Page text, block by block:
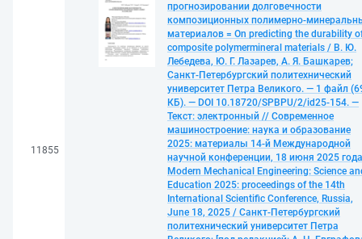
11855
прогнозировании долговечности
композиционных полимерно-
материалов = On predicting the durability
composite polymermineral materials / В. Ю.
Лебедева, Ю. Г. Лазарев, А. Я. Башкарев;
Санкт-Петербургский политехнический
университет Петра Великого. — 1 файл
КБ). — DOI 10.18720/SPBPU/2/id25-154. —
Текст: электронный // Современное
машиностроение: наука и образование
2025: материалы 14-й Международной
научной конференции, 18 июня 2025
Modern Mechanical Engineering: Science
Education 2025: proceedings of the 14th
International Scientific Conference, Russia,
June 18, 2025 / Санкт-Петербургский
политехнический университет Петра